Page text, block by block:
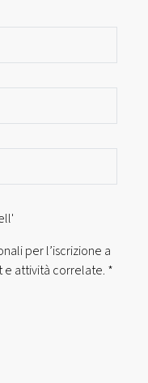
per l’iscrizione a
e attività correlate. *